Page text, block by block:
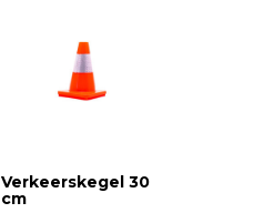
Verkeerskegel 30
cm